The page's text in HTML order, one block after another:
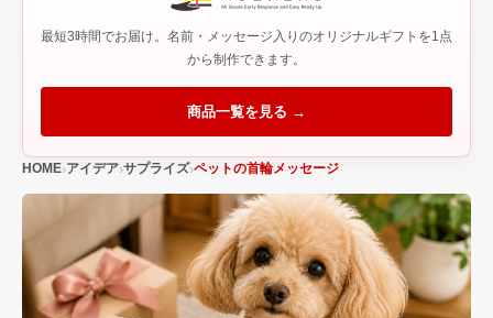
HOME アイデア サプライズ ペットの首輪メッセージ
最短3時間でお届け。名前・メッセージ入りのオリジナルギフトを1点
から制作できます。
商品一覧を見る →